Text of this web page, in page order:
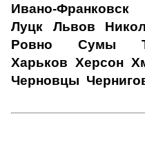
Ивано-Франковск
Луцк
Львов
Ровно
Сумы
Харьков Херсон
Черновцы